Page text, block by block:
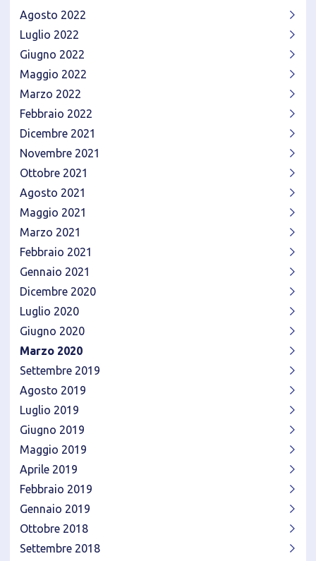
Agosto 2022
Luglio 2022
Giugno 2022
Maggio 2022
Marzo 2022
Febbraio 2022
Dicembre 2021
Novembre 2021
Ottobre 2021
Agosto 2021
Maggio 2021
Marzo 2021
Febbraio 2021
Gennaio 2021
Dicembre 2020
Luglio 2020
Giugno 2020
Marzo 2020
Settembre 2019
Agosto 2019
Luglio 2019
Giugno 2019
Maggio 2019
Aprile 2019
Febbraio 2019
Gennaio 2019
Ottobre 2018
Settembre 2018